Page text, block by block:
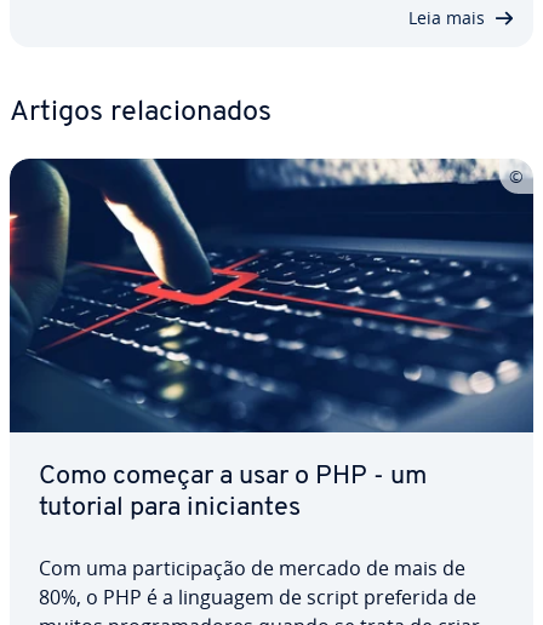
Leia mais
Artigos re­la­ci­o­na­dos
Como começar a usar o PHP - um
tutorial para ini­ci­an­tes
Com uma par­ti­ci­pa­ção de mercado de mais de
80%, o PHP é a linguagem de script preferida de